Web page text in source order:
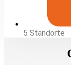
5 Standorte